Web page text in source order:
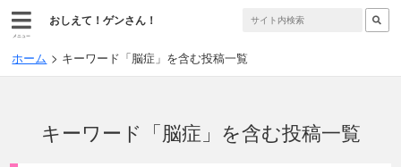
メニュー
おしえて！ゲンさん！
ホーム キーワード「脳症」を含む投稿一覧
キーワード「脳症」を含む投稿一覧